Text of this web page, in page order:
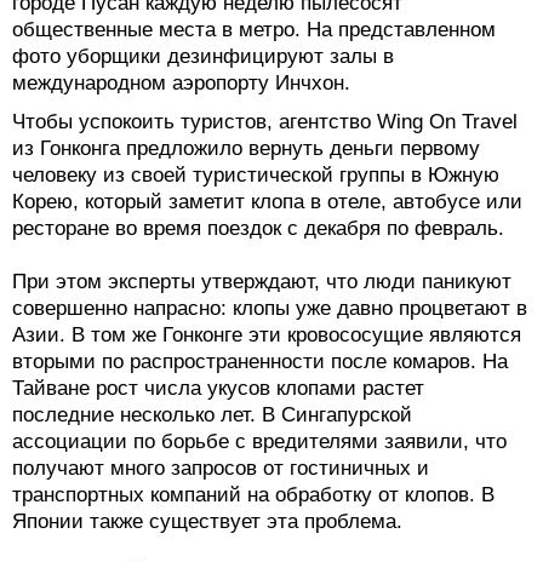
общественные места в метро. На представленном
фото уборщики дезинфицируют залы в
международном аэропорту Инчхон.
Чтобы успокоить туристов, агентство Wing On Travel
из Гонконга предложило вернуть деньги первому
человеку из своей туристической группы в Южную
Корею, который заметит клопа в отеле, автобусе или
ресторане во время поездок с декабря по февраль.
При этом эксперты утверждают, что люди паникуют
совершенно напрасно: клопы уже давно процветают в
Азии. В том же Гонконге эти кровососущие являются
вторыми по распространенности после комаров. На
Тайване рост числа укусов клопами растет
последние несколько лет. В Сингапурской
ассоциации по борьбе с вредителями заявили, что
получают много запросов от гостиничных и
транспортных компаний на обработку от клопов. В
Японии также существует эта проблема.